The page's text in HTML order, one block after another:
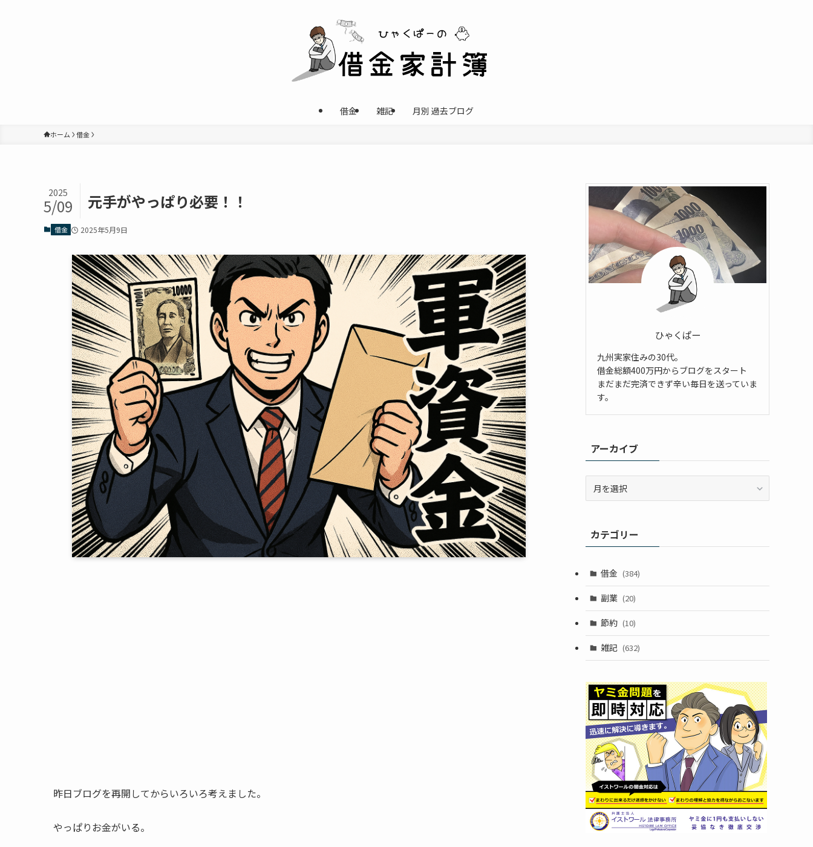
借金 雑記 月別 過去ブログ
ホーム 借金
元手がやっぱり必要！！
2025
5/09
借金 2025年5月9日
昨日ブログを再開してからいろいろ考えました。
やっぱりお金がいる。
ひゃくぱー
九州実家住みの30代。
借金総額400万円からブログをスタート
まだまだ完済できず辛い毎日を送っていま
す。
アーカイブ
ブカテゴリー
借金 (384)
副業 (20)
節約 (10)
雑記 (632)